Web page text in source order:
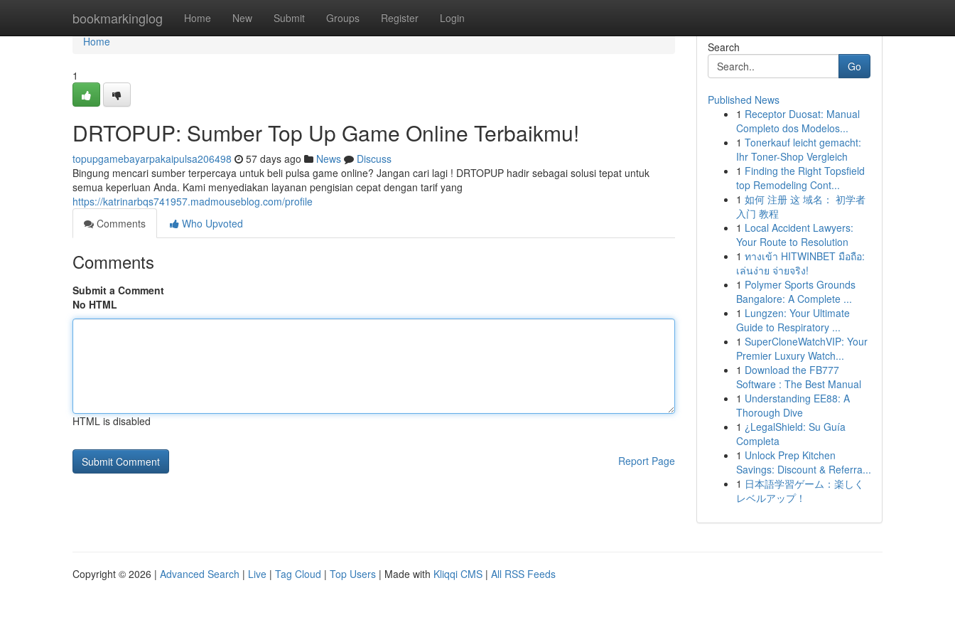
bookmarkinglog Home New Submit Groups Register Login
Home
Home
1
DRTOPUP: Sumber Top Up Game Online Terbaikmu!
topupgamebayarpakaipulsa206498 57 days ago News
Discuss
Bingung mencari sumber terpercaya untuk beli pulsa game online? Jangan cari lagi ! DRTOPUP hadir sebagai solusi tepat untuk
semua keperluan Anda. Kami menyediakan layanan pengisian cepat dengan tarif yang
https://katrinarbqs741957.madmouseblog.com/profile
Comments
Who Upvoted
Comments
Submit a Comment
No HTML
HTML is disabled
Report Page
Search
Go
Published News
1 Receptor Duosat: Manual
Completo dos Modelos...
1 Tonerkauf leicht gemacht:
Ihr Toner-Shop Vergleich
1 Finding the Right Topsfield
top Remodeling Cont...
1 如何 注册 这 域名： 初学者
入门 教程
1 Local Accident Lawyers:
Your Route to Resolution
1 ทางเข้า HITWINBET มือถือ:
เล่นง่าย จ่ายจริง!
1 Polymer Sports Grounds
Bangalore: A Complete ...
1 Lungzen: Your Ultimate
Guide to Respiratory ...
1 SuperCloneWatchVIP: Your
Premier Luxury Watch...
1 Download the FB777
Software : The Best Manual
1 Understanding EE88: A
Thorough Dive
1 ¿LegalShield: Su Guía
Completa
1 Unlock Prep Kitchen
Savings: Discount & Referra...
1 日本語学習ゲーム：楽しく
レベルアップ！
Copyright © 2026 | Advanced Search | Live | Tag Cloud | Top Users | Made with Kliqqi CMS | All RSS Feeds